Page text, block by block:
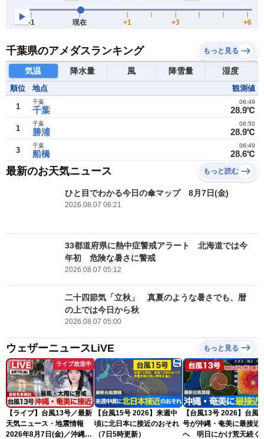
千葉県のアメダスランキング もっと見る
気温 降水量 風 降雪量 湿度
順位 地点 観測値
1 千葉
千葉
28.9℃
06:49
1 勝浦
千葉
28.9℃
06:50
3 船橋
千葉
28.6℃
06:49
最新のお天気ニュース もっと読む
ひと目でわかる今日の傘マップ 8月7日(金)
2026.08.07 06:21
33都道府県に熱中症警戒アラート 北海道では今
年初 危険な暑さに警戒
2026.08.07 05:12
二十四節気「立秋」 真夏のような暑さでも、暦
の上では今日から秋
2026.08.07 05:00
ウェザーニュースLiVE もっと見る
ライブ放送中
【ライブ】台風13号／最新
天気ニュース・地震情報
2026年8月7日(金)／沖縄・
【台風15号 2026】来週中
頃に北日本に接近のおそれ
（7日5時更新）
【台風13号 2026】台風
号が沖縄・奄美に最接近
へ 明日にかけ荒天続く